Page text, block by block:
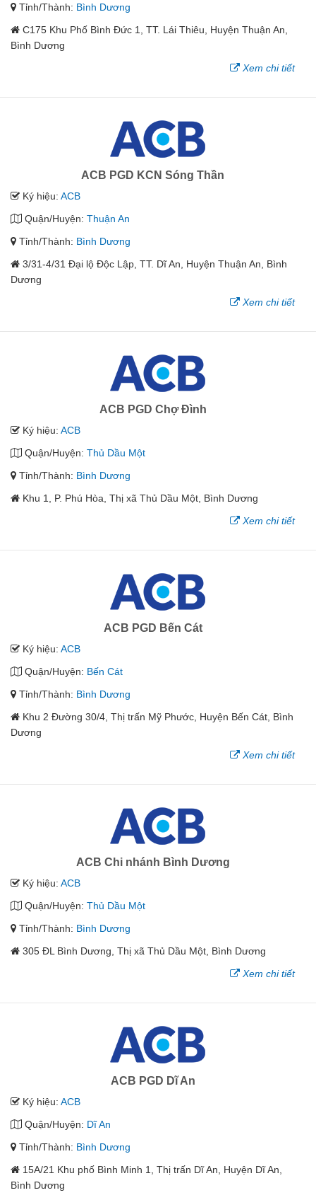
Tỉnh/Thành: Bình Dương
C175 Khu Phố Bình Đức 1, TT. Lái Thiêu, Huyện Thuận An,
Bình Dương
Xem chi tiết
ACB PGD KCN Sóng Thần
Ký hiệu: ACB
Quận/Huyện: Thuận An
Tỉnh/Thành: Bình Dương
3/31-4/31 Đại lộ Độc Lập, TT. Dĩ An, Huyện Thuận An, Bình
Dương
Xem chi tiết
ACB PGD Chợ Đình
Ký hiệu: ACB
Quận/Huyện: Thủ Dầu Một
Tỉnh/Thành: Bình Dương
Khu 1, P. Phú Hòa, Thị xã Thủ Dầu Một, Bình Dương
Xem chi tiết
ACB PGD Bến Cát
Ký hiệu: ACB
Quận/Huyện: Bến Cát
Tỉnh/Thành: Bình Dương
Khu 2 Đường 30/4, Thị trấn Mỹ Phước, Huyện Bến Cát, Bình
Dương
Xem chi tiết
ACB Chi nhánh Bình Dương
Ký hiệu: ACB
Quận/Huyện: Thủ Dầu Một
Tỉnh/Thành: Bình Dương
305 ĐL Bình Dương, Thị xã Thủ Dầu Một, Bình Dương
Xem chi tiết
ACB PGD Dĩ An
Ký hiệu: ACB
Quận/Huyện: Dĩ An
Tỉnh/Thành: Bình Dương
15A/21 Khu phố Bình Minh 1, Thị trấn Dĩ An, Huyện Dĩ An,
Bình Dương